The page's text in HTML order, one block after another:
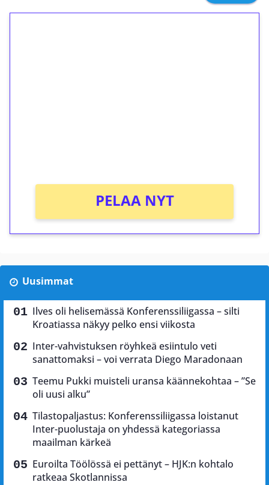
PELAA NYT
Uusimmat
Ilves oli helisemässä Konferenssiliigassa – silti
Kroatiassa näkyy pelko ensi viikosta
Inter-vahvistuksen röyhkeä esiintulo veti
sanattomaksi – voi verrata Diego Maradonaan
Teemu Pukki muisteli uransa käännekohtaa – ”Se
oli uusi alku”
Tilastopaljastus: Konferenssiliigassa loistanut
Inter-puolustaja on yhdessä kategoriassa
maailman kärkeä
Euroilta Töölössä ei pettänyt – HJK:n kohtalo
ratkeaa Skotlannissa